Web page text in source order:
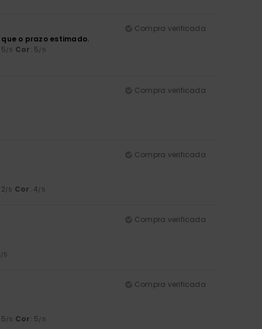
Compra verificada
o prazo estimado.
/5 Cor: 5/5
Compra verificada
Compra verificada
/5 Cor: 4/5
Compra verificada
/5
Compra verificada
/5 Cor: 5/5